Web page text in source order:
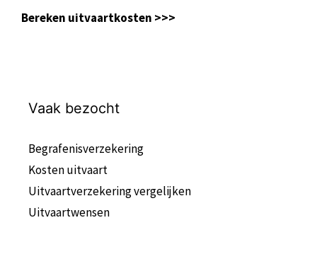
Bereken uitvaartkosten >>>
Vaak bezocht
Begrafenisverzekering
Kosten uitvaart
Uitvaartverzekering vergelijken
Uitvaartwensen